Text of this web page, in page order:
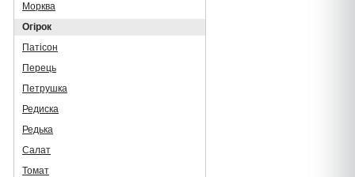
Морква
Огірок
Патісон
Перець
Петрушка
Редиска
Редька
Салат
Томат